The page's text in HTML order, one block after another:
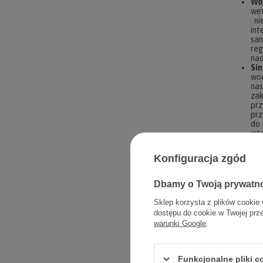
do
Konfiguracja zgód
Dbamy o Twoją
Sklep korzysta z plików cookie
dostępu do cookie w Twojej
warunki Google
Funkcjonalne pliki